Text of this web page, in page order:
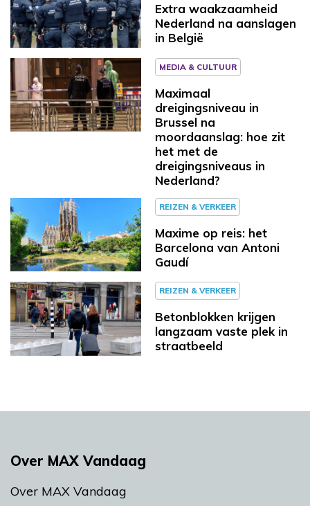
Extra waakzaamheid
Nederland na aanslagen
in België
MEDIA & CULTUUR
Maximaal
dreigingsniveau in
Brussel na
moordaanslag: hoe zit
het met de
dreigingsniveaus in
Nederland?
REIZEN & VERKEER
Maxime op reis: het
Barcelona van Antoni
Gaudí
REIZEN & VERKEER
Betonblokken krijgen
langzaam vaste plek in
straatbeeld
Over MAX Vandaag
Over MAX Vandaag